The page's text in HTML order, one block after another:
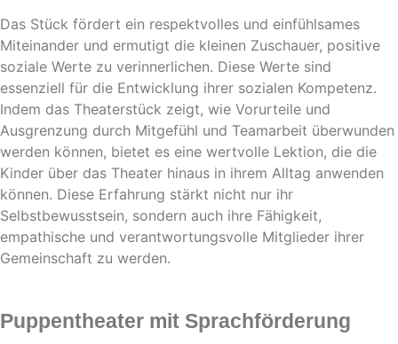
Das Stück fördert ein respektvolles und einfühlsames
Miteinander und ermutigt die kleinen Zuschauer, positive
soziale Werte zu verinnerlichen. Diese Werte sind
essenziell für die Entwicklung ihrer sozialen Kompetenz.
Indem das Theaterstück zeigt, wie Vorurteile und
Ausgrenzung durch Mitgefühl und Teamarbeit überwunden
werden können, bietet es eine wertvolle Lektion, die die
Kinder über das Theater hinaus in ihrem Alltag anwenden
können. Diese Erfahrung stärkt nicht nur ihr
Selbstbewusstsein, sondern auch ihre Fähigkeit,
empathische und verantwortungsvolle Mitglieder ihrer
Gemeinschaft zu werden.
Puppentheater mit Sprachförderung